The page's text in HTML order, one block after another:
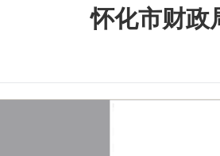
怀化市财政